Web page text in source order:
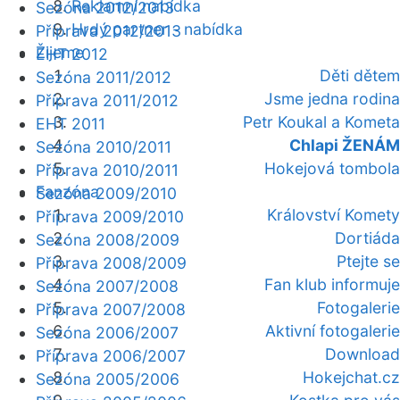
Reklamní nabídka
Hrdý partner - nabídka
Žijeme
Děti dětem
Jsme jedna rodina
Petr Koukal a Kometa
Chlapi ŽENÁM
Hokejová tombola
Fanzóna
Království Komety
Dortiáda
Ptejte se
Fan klub informuje
Fotogalerie
Aktivní fotogalerie
Download
Hokejchat.cz
Sezóna 2012/2013
Příprava 2012/2013
EHT 2012
Sezóna 2011/2012
Příprava 2011/2012
EHT 2011
Sezóna 2010/2011
Příprava 2010/2011
Sezóna 2009/2010
Příprava 2009/2010
Sezóna 2008/2009
Příprava 2008/2009
Sezóna 2007/2008
Příprava 2007/2008
Sezóna 2006/2007
Příprava 2006/2007
Sezóna 2005/2006